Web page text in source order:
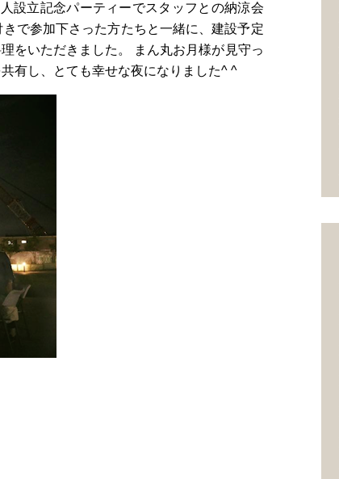
設立記念パーティーでスタッフとの納涼会
で参加下さった方たちと一緒に、建設予定
をいただきました。 まん丸お月様が見守っ
有し、とても幸せな夜になりました^ ^